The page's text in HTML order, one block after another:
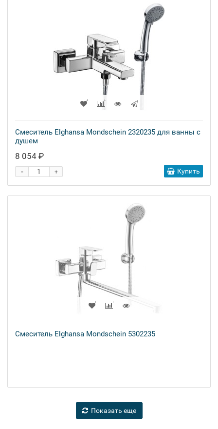
Смеситель Elghansa Mondschein 2320235 для ванны с
душем
8 054 ₽
+
- Купить
Смеситель Elghansa Mondschein 5302235
Показать еще